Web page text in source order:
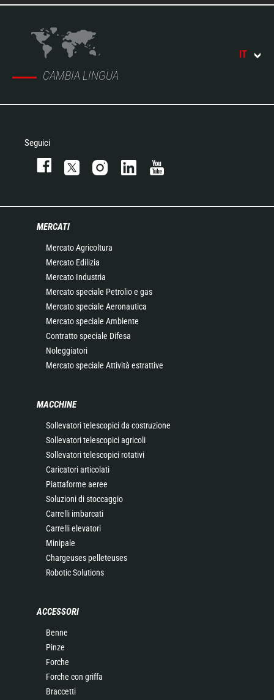
CAMBIA LINGUA
IT
Seguici
MERCATI
Mercato Agricoltura
Mercato Edilizia
Mercato Industria
Mercato speciale Petrolio e gas
Mercato speciale Aeronautica
Mercato speciale Ambiente
Contratto speciale Difesa
Noleggiatori
Mercato speciale Attività estrattive
MACCHINE
Sollevatori telescopici da costruzione
Sollevatori telescopici agricoli
Sollevatori telescopici rotativi
Caricatori articolati
Piattaforme aeree
Soluzioni di stoccaggio
Carrelli imbarcati
Carrelli elevatori
Minipale
Chargeuses pelleteuses
Robotic Solutions
ACCESSORI
Benne
Pinze
Forche
Forche con griffa
Braccetti